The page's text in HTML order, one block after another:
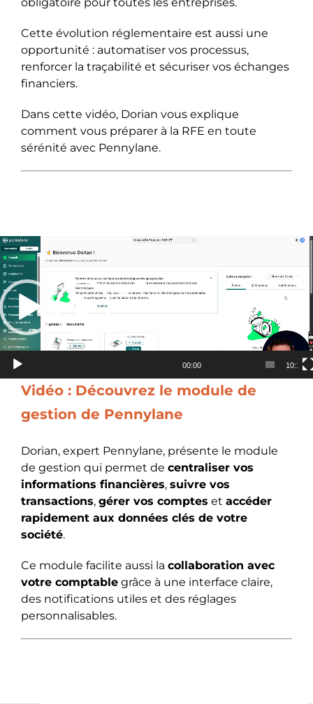
obligatoire pour toutes les entreprises.
Cette évolution réglementaire est aussi une
opportunité : automatiser vos processus,
renforcer la traçabilité et sécuriser vos échanges
financiers.
Dans cette vidéo, Dorian vous explique
comment vous préparer à la RFE en toute
sérénité avec Pennylane.
Vidéo : Découvrez le module de
gestion de Pennylane
Dorian, expert Pennylane, présente le module
de gestion qui permet de centraliser vos
informations financières, suivre vos
transactions, gérer vos comptes et accéder
rapidement aux données clés de votre
société.
Ce module facilite aussi la collaboration avec
votre comptable grâce à une interface claire,
des notifications utiles et des réglages
personnalisables.
Lecteur
00:00 10:18